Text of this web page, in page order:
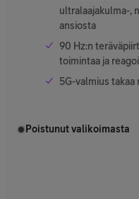
ultralaajakulma-,
ansiosta
90 Hz:n
toimintaa ja
5G-valmius
Poistunut valikoimasta